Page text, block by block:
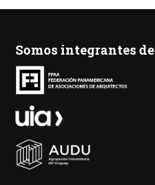
Somos integrantes de